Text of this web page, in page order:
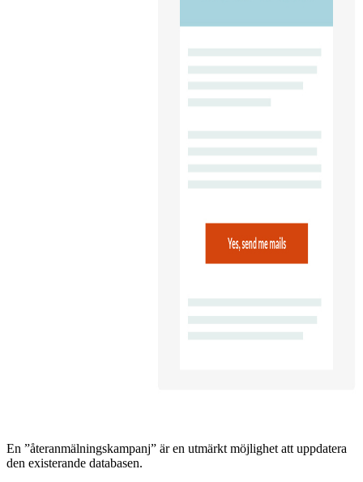
En ”återanmälningskampanj” är en utmärkt möjlighet att uppdatera
den existerande databasen.